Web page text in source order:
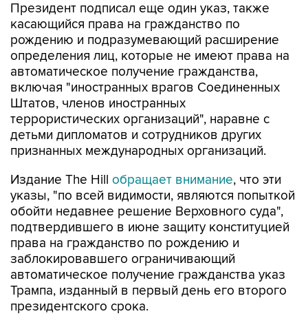
Президент подписал еще один указ, также
касающийся права на гражданство по
рождению и подразумевающий расширение
определения лиц, которые не имеют права на
автоматическое получение гражданства,
включая "иностранных врагов Соединенных
Штатов, членов иностранных
террористических организаций", наравне с
детьми дипломатов и сотрудников других
признанных международных организаций.
Издание The Hill обращает внимание, что эти
указы, "по всей видимости, являются попыткой
обойти недавнее решение Верховного суда",
подтвердившего в июне защиту конституцией
права на гражданство по рождению и
заблокировавшего ограничивающий
автоматическое получение гражданства указ
Трампа, изданный в первый день его второго
президентского срока.